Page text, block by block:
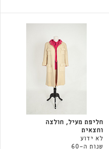
חליפת מעיל, חולצה
וחצאית
לא ידוע
שנות ה-60